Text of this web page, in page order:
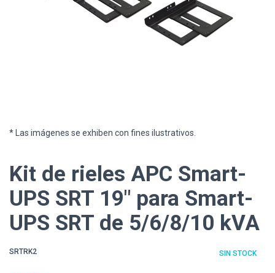
* Las imágenes se exhiben con fines ilustrativos.
Kit de rieles APC Smart-
UPS SRT 19" para Smart-
UPS SRT de 5/6/8/10 kVA
SRTRK2 SIN STOCK